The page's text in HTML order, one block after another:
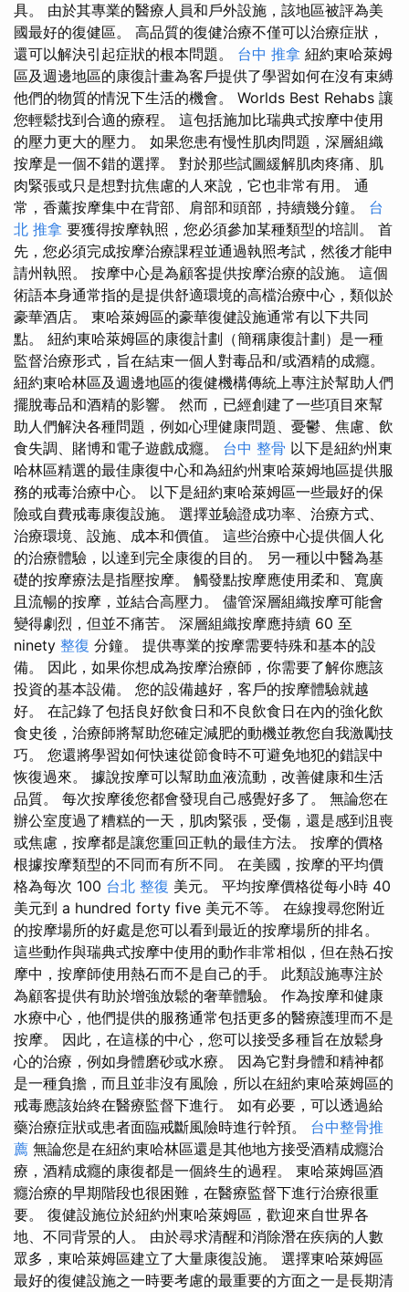
具。 由於其專業的醫療人員和戶外設施，該地區被評為美
國最好的復健區。 高品質的復健治療不僅可以治療症狀，
還可以解決引起症狀的根本問題。 台中 推拿 紐約東哈萊姆
區及週邊地區的康復計畫為客戶提供了學習如何在沒有束縛
他們的物質的情況下生活的機會。 Worlds Best Rehabs 讓
您輕鬆找到合適的療程。 這包括施加比瑞典式按摩中使用
的壓力更大的壓力。 如果您患有慢性肌肉問題，深層組織
按摩是一個不錯的選擇。 對於那些試圖緩解肌肉疼痛、肌
肉緊張或只是想對抗焦慮的人來說，它也非常有用。 通
常，香薰按摩集中在背部、肩部和頭部，持續幾分鐘。 台
北 推拿 要獲得按摩執照，您必須參加某種類型的培訓。 首
先，您必須完成按摩治療課程並通過執照考試，然後才能申
請州執照。 按摩中心是為顧客提供按摩治療的設施。 這個
術語本身通常指的是提供舒適環境的高檔治療中心，類似於
豪華酒店。 東哈萊姆區的豪華復健設施通常有以下共同
點。 紐約東哈萊姆區的康復計劃（簡稱康復計劃）是一種
監督治療形式，旨在結束一個人對毒品和/或酒精的成癮。
紐約東哈林區及週邊地區的復健機構傳統上專注於幫助人們
擺脫毒品和酒精的影響。 然而，已經創建了一些項目來幫
助人們解決各種問題，例如心理健康問題、憂鬱、焦慮、飲
食失調、賭博和電子遊戲成癮。 台中 整骨 以下是紐約州東
哈林區精選的最佳康復中心和為紐約州東哈萊姆地區提供服
務的戒毒治療中心。 以下是紐約東哈萊姆區一些最好的保
險或自費戒毒康復設施。 選擇並驗證成功率、治療方式、
治療環境、設施、成本和價值。 這些治療中心提供個人化
的治療體驗，以達到完全康復的目的。 另一種以中醫為基
礎的按摩療法是指壓按摩。 觸發點按摩應使用柔和、寬廣
且流暢的按摩，並結合高壓力。 儘管深層組織按摩可能會
變得劇烈，但並不痛苦。 深層組織按摩應持續 60 至
ninety 整復 分鐘。 提供專業的按摩需要特殊和基本的設
備。 因此，如果你想成為按摩治療師，你需要了解你應該
投資的基本設備。 您的設備越好，客戶的按摩體驗就越
好。 在記錄了包括良好飲食日和不良飲食日在內的強化飲
食史後，治療師將幫助您確定減肥的動機並教您自我激勵技
巧。 您還將學習如何快速從節食時不可避免地犯的錯誤中
恢復過來。 據說按摩可以幫助血液流動，改善健康和生活
品質。 每次按摩後您都會發現自己感覺好多了。 無論您在
辦公室度過了糟糕的一天，肌肉緊張，受傷，還是感到沮喪
或焦慮，按摩都是讓您重回正軌的最佳方法。 按摩的價格
根據按摩類型的不同而有所不同。 在美國，按摩的平均價
格為每次 100 台北 整復 美元。 平均按摩價格從每小時 40
美元到 a hundred forty five 美元不等。 在線搜尋您附近
的按摩場所的好處是您可以看到最近的按摩場所的排名。
這些動作與瑞典式按摩中使用的動作非常相似，但在熱石按
摩中，按摩師使用熱石而不是自己的手。 此類設施專注於
為顧客提供有助於增強放鬆的奢華體驗。 作為按摩和健康
水療中心，他們提供的服務通常包括更多的醫療護理而不是
按摩。 因此，在這樣的中心，您可以接受多種旨在放鬆身
心的治療，例如身體磨砂或水療。 因為它對身體和精神都
是一種負擔，而且並非沒有風險，所以在紐約東哈萊姆區的
戒毒應該始終在醫療監督下進行。 如有必要，可以透過給
藥治療症狀或患者面臨戒斷風險時進行幹預。 台中整骨推
薦 無論您是在紐約東哈林區還是其他地方接受酒精成癮治
療，酒精成癮的康復都是一個終生的過程。 東哈萊姆區酒
癮治療的早期階段也很困難，在醫療監督下進行治療很重
要。 復健設施位於紐約州東哈萊姆區，歡迎來自世界各
地、不同背景的人。 由於尋求清醒和消除潛在疾病的人數
眾多，東哈萊姆區建立了大量康復設施。 選擇東哈萊姆區
最好的復健設施之一時要考慮的最重要的方面之一是長期清